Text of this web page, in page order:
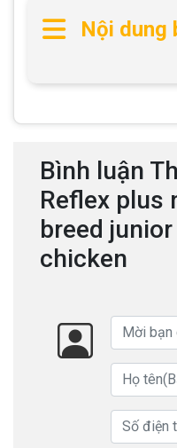
Nội dung
Bình luận
Reflex plus
breed
chicken